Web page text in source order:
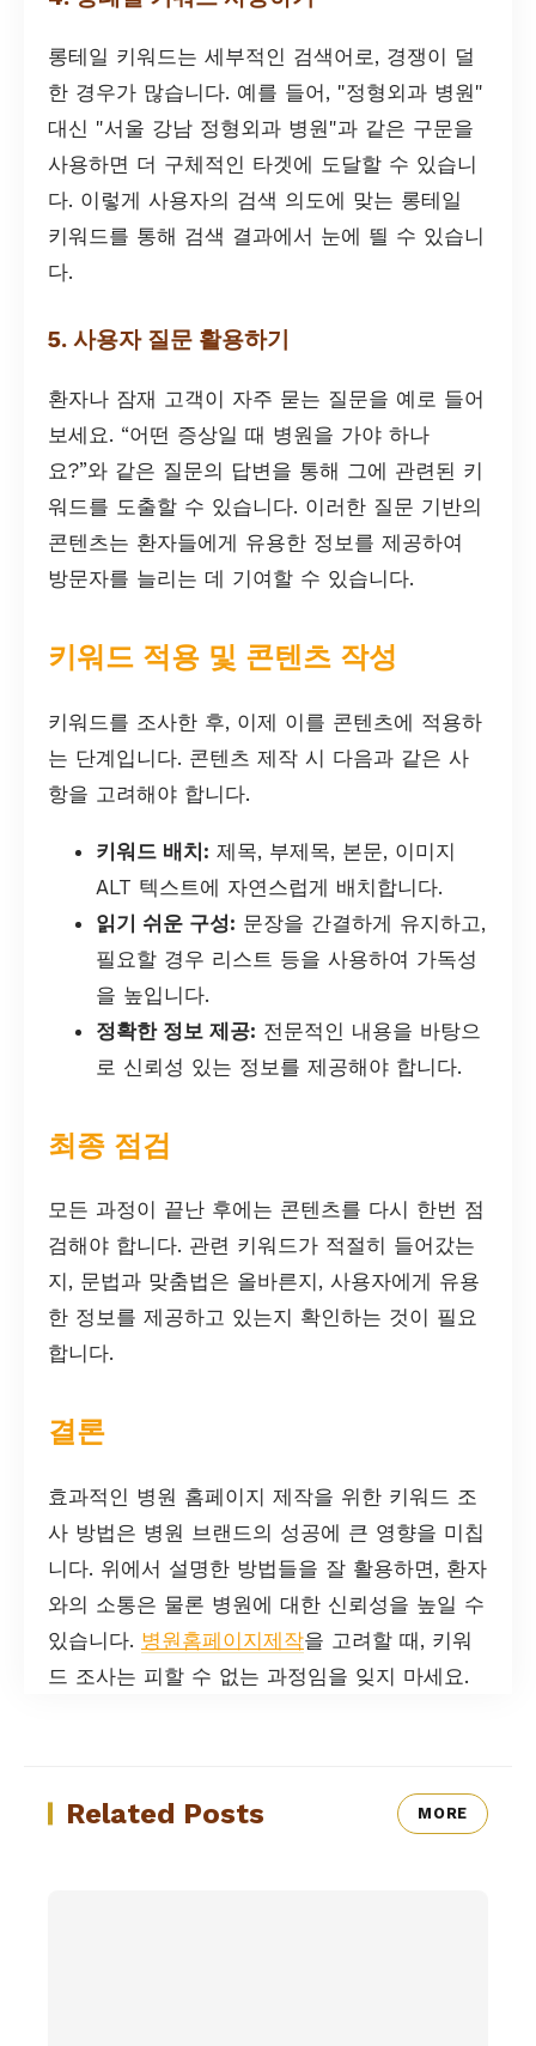
롱테일 키워드는 세부적인 검색어로, 경쟁이 덜
한 경우가 많습니다. 예를 들어, "정형외과 병원"
대신 "서울 강남 정형외과 병원"과 같은 구문을
사용하면 더 구체적인 타겟에 도달할 수 있습니
다. 이렇게 사용자의 검색 의도에 맞는 롱테일
키워드를 통해 검색 결과에서 눈에 띌 수 있습니
다.
5. 사용자 질문 활용하기
환자나 잠재 고객이 자주 묻는 질문을 예로 들어
보세요. “어떤 증상일 때 병원을 가야 하나
요?”와 같은 질문의 답변을 통해 그에 관련된 키
워드를 도출할 수 있습니다. 이러한 질문 기반의
콘텐츠는 환자들에게 유용한 정보를 제공하여
방문자를 늘리는 데 기여할 수 있습니다.
키워드 적용 및 콘텐츠 작성
키워드를 조사한 후, 이제 이를 콘텐츠에 적용하
는 단계입니다. 콘텐츠 제작 시 다음과 같은 사
항을 고려해야 합니다.
키워드 배치: 제목, 부제목, 본문, 이미지
ALT 텍스트에 자연스럽게 배치합니다.
읽기 쉬운 구성: 문장을 간결하게 유지하고,
필요할 경우 리스트 등을 사용하여 가독성
을 높입니다.
정확한 정보 제공: 전문적인 내용을 바탕으
로 신뢰성 있는 정보를 제공해야 합니다.
최종 점검
모든 과정이 끝난 후에는 콘텐츠를 다시 한번 점
검해야 합니다. 관련 키워드가 적절히 들어갔는
지, 문법과 맞춤법은 올바른지, 사용자에게 유용
한 정보를 제공하고 있는지 확인하는 것이 필요
합니다.
결론
효과적인 병원 홈페이지 제작을 위한 키워드 조
사 방법은 병원 브랜드의 성공에 큰 영향을 미칩
니다. 위에서 설명한 방법들을 잘 활용하면, 환자
와의 소통은 물론 병원에 대한 신뢰성을 높일 수
있습니다. 병원홈페이지제작을 고려할 때, 키워
드 조사는 피할 수 없는 과정임을 잊지 마세요.
Related Posts MORE